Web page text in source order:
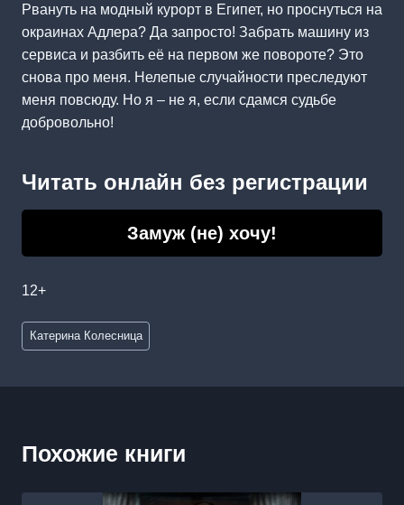
Рвануть на модный курорт в Египет, но проснуться на
окраинах Адлера? Да запросто! Забрать машину из
сервиса и разбить её на первом же повороте? Это
снова про меня. Нелепые случайности преследуют
меня повсюду. Но я – не я, если сдамся судьбе
добровольно!
Читать онлайн без регистрации
Замуж (не) хочу!
12+
Метки
записи:
Катерина Колесница
Похожие книги